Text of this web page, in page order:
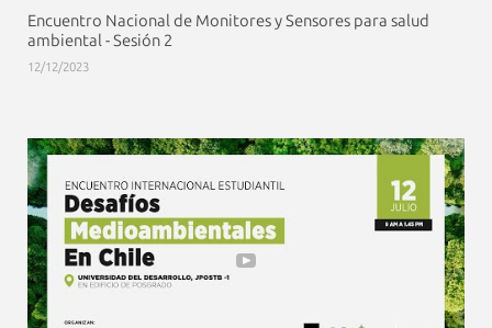
Encuentro Nacional de Monitores y Sensores para salud
ambiental - Sesión 2
12/12/2023